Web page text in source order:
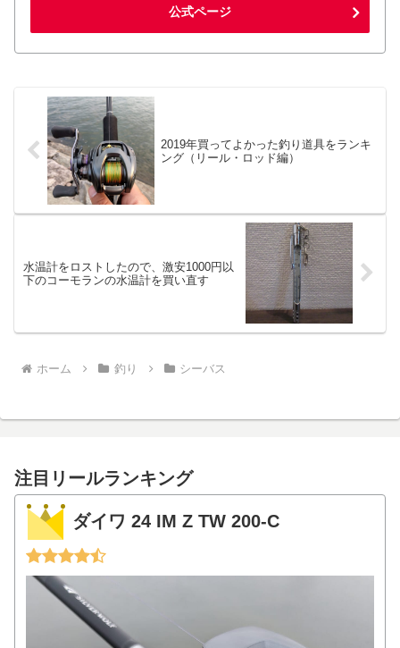
公式ページ
2019年買ってよかった釣り道具をランキ
ング（リール・ロッド編）
水温計をロストしたので、激安1000円以
下のコーモランの水温計を買い直す
ホーム 釣り シーバス
注目リールランキング
ダイワ 24 IM Z TW 200-C